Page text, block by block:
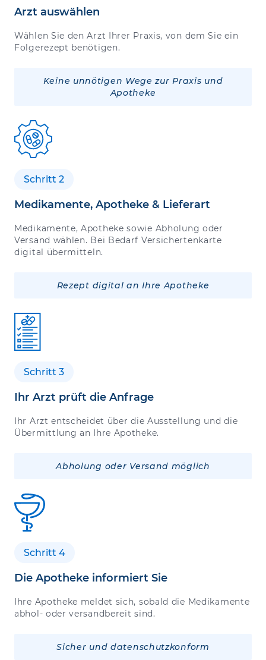
Arzt auswählen
Wählen Sie den Arzt Ihrer Praxis, von dem Sie ein
Folgerezept benötigen.
Keine unnötigen Wege zur Praxis und
Apotheke
Schritt 2
Medikamente, Apotheke & Lieferart
Medikamente, Apotheke sowie Abholung oder
Versand wählen. Bei Bedarf Versichertenkarte
digital übermitteln.
Rezept digital an Ihre Apotheke
Schritt 3
Ihr Arzt prüft die Anfrage
Ihr Arzt entscheidet über die Ausstellung und die
Übermittlung an Ihre Apotheke.
Abholung oder Versand möglich
Schritt 4
Die Apotheke informiert Sie
Ihre Apotheke meldet sich, sobald die Medikamente
abhol- oder versandbereit sind.
Sicher und datenschutzkonform